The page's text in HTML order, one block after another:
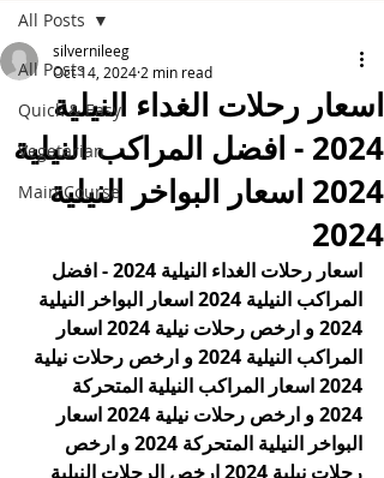
All Posts
Quick & Easy
Vegetarian
Main Course
All Posts
اسعار رحلات الغداء النيلية
2024 - افضل المراكب النيلية
2024 اسعار البواخر النيلية
2024
silvernileeg
Oct 14, 2024 2 min read
اسعار رحلات الغداء النيلية 2024 - افضل
المراكب النيلية 2024 اسعار البواخر النيلية
2024 و ارخص رحلات نيلية 2024 اسعار
المراكب النيلية 2024 و ارخص رحلات نيلية
2024 اسعار المراكب النيلية المتحركة
2024 و ارخص رحلات نيلية 2024 اسعار
البواخر النيلية المتحركة 2024 و ارخص
رحلات نيلية 2024 ارخص الرحلات النيلية